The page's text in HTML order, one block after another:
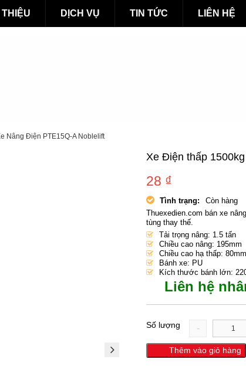
DỊCH VỤ TIN TỨC LIÊN HỆ
Nâng Điện PTE15Q-A Noblelift
Xe Điện thấp
28 ₫
Tình trạng:
Còn hàng
Thuexedien.com bán xe
tùng thay thế.
Tải trọng nâng: 1.5 tấn
Chiều cao nâng: 195mm
Chiều cao hạ thấp: 80mm
Bánh xe: PU
Kích thước bánh lớn:
Liên hệ
Số lượng -
Thêm vào giỏ hàng